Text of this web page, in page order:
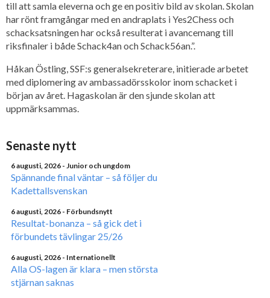
till att samla eleverna och ge en positiv bild av skolan. Skolan
har rönt framgångar med en andraplats i Yes2Chess och
schacksatsningen har också resulterat i avancemang till
riksfinaler i både Schack4an och Schack56an.”.
Håkan Östling, SSF:s generalsekreterare, initierade arbetet
med diplomering av ambassadörsskolor inom schacket i
början av året. Hagaskolan är den sjunde skolan att
uppmärksammas.
Senaste nytt
6 augusti, 2026 - Junior och ungdom
Spännande final väntar – så följer du
Kadettallsvenskan
6 augusti, 2026 - Förbundsnytt
Resultat-bonanza – så gick det i
förbundets tävlingar 25/26
6 augusti, 2026 - Internationellt
Alla OS-lagen är klara – men största
stjärnan saknas